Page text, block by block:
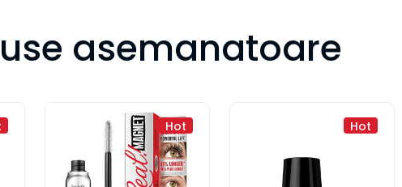
asemanatoare
Hot Hot